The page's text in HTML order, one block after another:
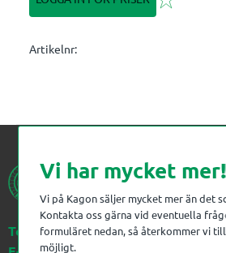
Artikelnr
Telefon:023-383 18 00
Vi har mycket mer!
Vi på Kagon säljer mycket mer än det
Kontakta oss gärna vid eventuella
formuläret nedan, så återkommer vi
möjligt.